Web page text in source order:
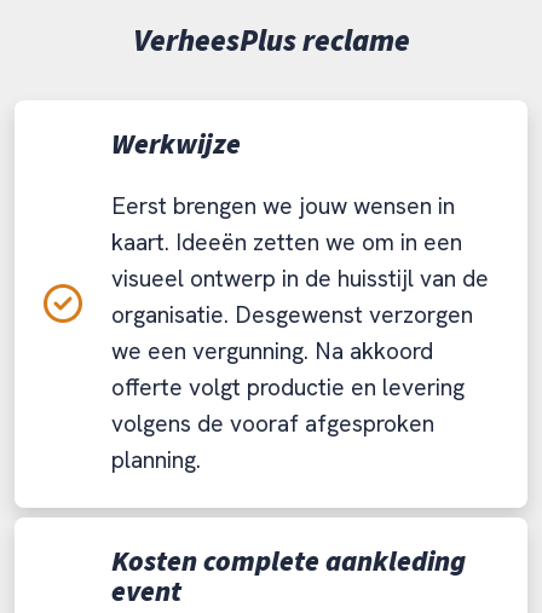
VerheesPlus reclame
Werkwijze
Eerst brengen we jouw wensen in
kaart. Ideeën zetten we om in een
visueel ontwerp in de huisstijl van de
organisatie. Desgewenst verzorgen
we een vergunning. Na akkoord
offerte volgt productie en levering
volgens de vooraf afgesproken
planning.
Kosten complete aankleding
event